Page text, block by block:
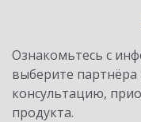
Ознакомьтесь с
выберите партнёра
консультацию,
продукта.